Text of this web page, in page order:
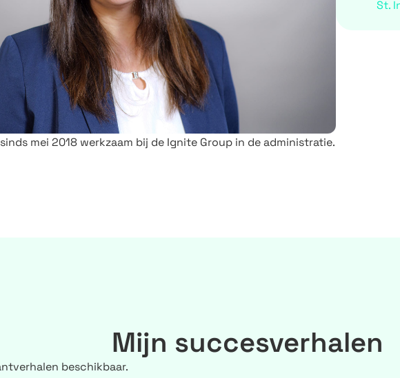
mei 2018 werkzaam bij de Ignite Group in de administratie.
St.
Mijn succesverhalen
beschikbaar.